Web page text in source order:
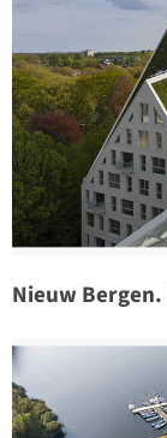
Nieuw Bergen.